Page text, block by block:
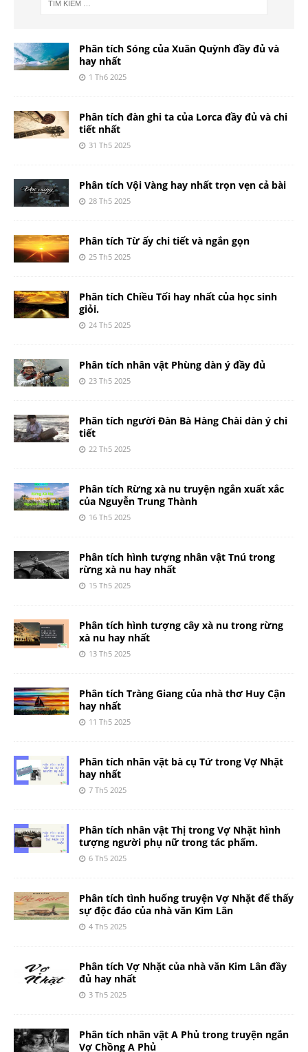
Phân tích Sóng của Xuân Quỳnh đầy đủ và
hay nhất
1 Th6 2025
Phân tích đàn ghi ta của Lorca đầy đủ và chi
tiết nhất
31 Th5 2025
Phân tích Vội Vàng hay nhất trọn vẹn cả bài
28 Th5 2025
Phân tích Từ ấy chi tiết và ngắn gọn
25 Th5 2025
Phân tích Chiều Tối hay nhất của học sinh
giỏi.
24 Th5 2025
Phân tích nhân vật Phùng dàn ý đầy đủ
23 Th5 2025
Phân tích người Đàn Bà Hàng Chài dàn ý chi
tiết
22 Th5 2025
Phân tích Rừng xà nu truyện ngắn xuất xắc
của Nguyễn Trung Thành
16 Th5 2025
Phân tích hình tượng nhân vật Tnú trong
rừng xà nu hay nhất
15 Th5 2025
Phân tích hình tượng cây xà nu trong rừng
xà nu hay nhất
13 Th5 2025
Phân tích Tràng Giang của nhà thơ Huy Cận
hay nhất
11 Th5 2025
Phân tích nhân vật bà cụ Tứ trong Vợ Nhặt
hay nhất
7 Th5 2025
Phân tích nhân vật Thị trong Vợ Nhặt hình
tượng người phụ nữ trong tác phẩm.
6 Th5 2025
Phân tích tình huống truyện Vợ Nhặt để thấy
sự độc đáo của nhà văn Kim Lân
4 Th5 2025
Phân tích Vợ Nhặt của nhà văn Kim Lân đầy
đủ hay nhất
3 Th5 2025
Phân tích nhân vật A Phủ trong truyện ngắn
Vợ Chồng A Phủ